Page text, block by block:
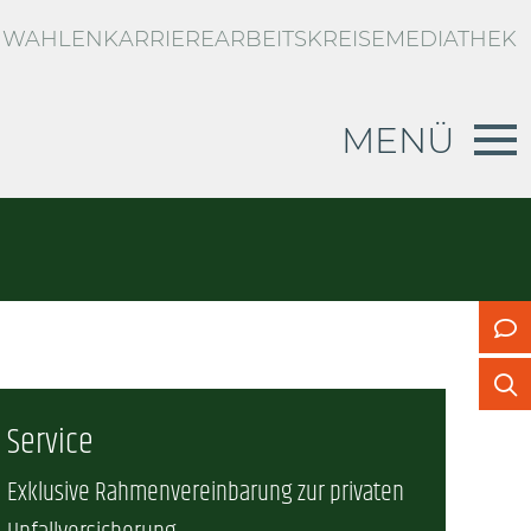
WAHLENKARRIEREARBEITSKREISEMEDIATHEK
MENÜ
Service
Exklusive Rahmenvereinbarung zur privaten